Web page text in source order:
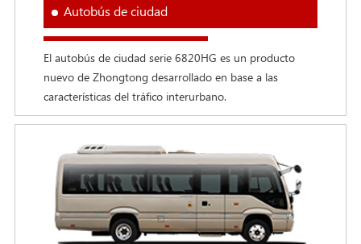
Autobús de ciudad
El autobús de ciudad serie 6820HG es un producto
nuevo de Zhongtong desarrollado en base a las
características del tráfico interurbano.